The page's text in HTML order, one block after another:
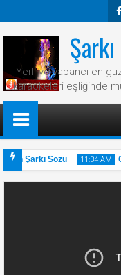
Yerli ve yabancı en
karaokeleri eşliğinde
Şarkı Sözü 11:34 AM
31 May
2025